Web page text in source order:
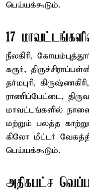
பெய்யக்கூடும்.
17
நீலகிரி,
கரூர்,
தர்மபுரி,
ராணிப்பேட்டை,
மாவட்டங்களில்
மற்றும் பலத்த
கிலோ மீட்டர்
பெய்யக்கூடும்.
அதிகபட்ச